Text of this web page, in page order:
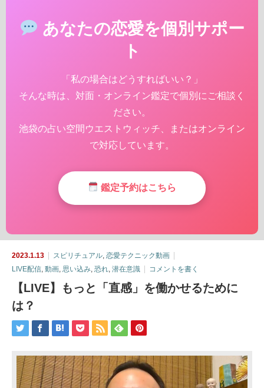
あなたの恋愛を個別サポー
ト
「私の場合はどうすればいい？」
そんな時は、対面・オンライン鑑定で個別にご相談く
ださい。
池袋の占い空間ウエストウィッチ、またはオンライン
で対応しています。
鑑定予約はこちら
2023.1.13 スピリチュアル 恋愛テクニック動画
LIVE配信 動画 思い込み 恐れ 潜在意識 コメントを書く
【LIVE】もっと「直感」を働かせるために
は？